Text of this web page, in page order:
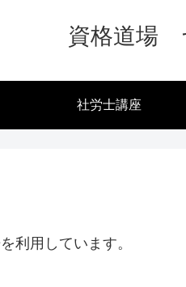
資格道場
社労士講座
利用しています。